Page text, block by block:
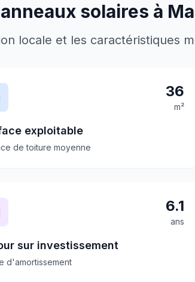
solaires à
locale et les caractéristiques
36
m²
exploitable
de toiture moyenne
6.1
ans
sur investissement
d'amortissement